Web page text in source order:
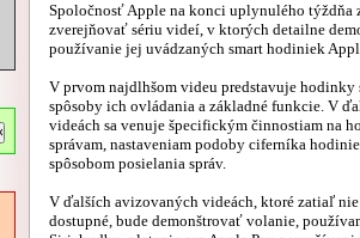
Spoločnosť Apple na konci uplynulého týždňa
zverejňovať sériu videí, v ktorých detailne
používanie jej uvádzaných smart hodiniek
V prvom najdlhšom videu predstavuje hodinky
spôsoby ich ovládania a základné funkcie. V
videách sa venuje špecifickým činnostiam na
správam, nastaveniam podoby ciferníka
spôsobom posielania správ.
V ďalších avizovaných videách, ktoré zatiaľ nie
dostupné, bude demonštrovať volanie,